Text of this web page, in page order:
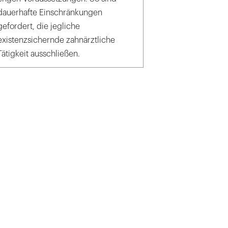
Einschränkungen
die jegliche
zahnärztliche
ausschließen.